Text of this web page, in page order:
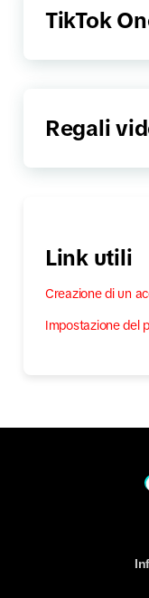
TikTok
Regali
Link utili
Creazione di un
Impostazione del